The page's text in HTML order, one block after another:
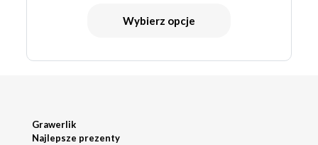
wynosiła:
2,89 zł.
Wybierz opcje
Grawerlik
Najlepsze prezenty